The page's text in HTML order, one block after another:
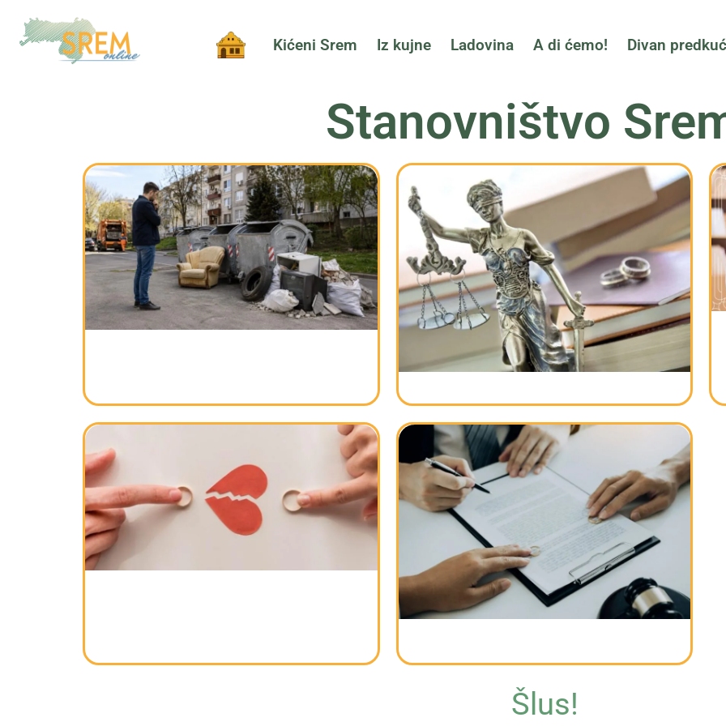
Kićeni Srem Iz kujne Ladovina A di ćemo! Divan
Stanovništvo
Šta građani smeju da ostave pored
kontejnera, a šta podleže kazni?
Najbolji advokat za razvode Beograd ─
Kako izabrati stručnjaka za Porodično
pravo
Šlus!